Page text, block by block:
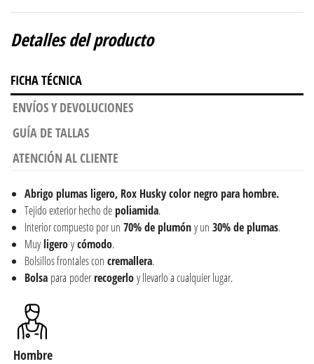
Detalles del producto
FICHA TÉCNICA
ENVÍOS Y DEVOLUCIONES
GUÍA DE TALLAS
ATENCIÓN AL CLIENTE
Abrigo plumas ligero, Rox Husky color negro para hombre.
Tejido exterior hecho depoliamida.
Interior compuesto por un 70% de plumóny un 30% de plumas.
Muyligeroycómodo.
Bolsillos frontales con cremallera.
Bolsa para poderrecogerloy llevarlo a cualquier lugar.
Hombre